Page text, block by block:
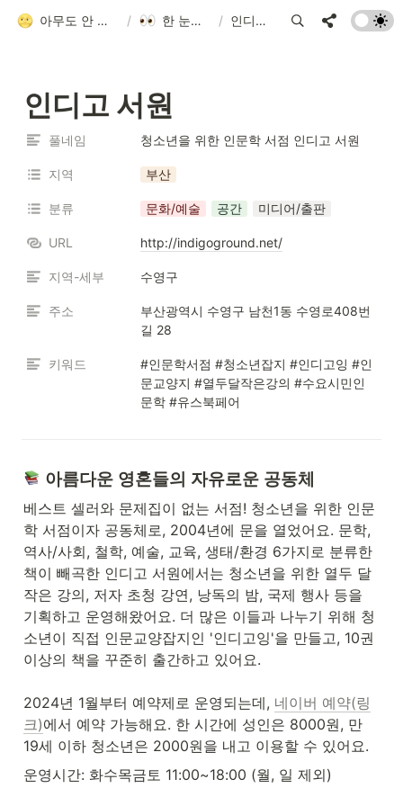
아무도 안 알려줘서 만든 청소년 네트워크 가이드 / 한 눈에 모아보기 / 인디고 서원
인디고 서원
풀네임 청소년을 위한 인문학 서점 인디고 서원
지역 부산
분류 문화/예술 공간 미디어/출판
URL http://indigoground.net/
지역-세부 수영구
주소
부산광역시 수영구 남천1동 수영로408번
길 28
키워드
#인문학서점 #청소년잡지 #인디고잉 #인
문교양지 #열두달작은강의 #수요시민인
문학 #유스북페어
아름다운 영혼들의 자유로운 공동체
베스트 셀러와 문제집이 없는 서점! 청소년을 위한 인문
학 서점이자 공동체로, 2004년에 문을 열었어요. 문학,
역사/사회, 철학, 예술, 교육, 생태/환경 6가지로 분류한
책이 빼곡한 인디고 서원에서는 청소년을 위한 열두 달
작은 강의, 저자 초청 강연, 낭독의 밤, 국제 행사 등을
기획하고 운영해왔어요. 더 많은 이들과 나누기 위해 청
소년이 직접 인문교양잡지인 '인디고잉'을 만들고, 10권
이상의 책을 꾸준히 출간하고 있어요.
2024년 1월부터 예약제로 운영되는데, 네이버 예약(링
크)에서 예약 가능해요. 한 시간에 성인은 8000원, 만
19세 이하 청소년은 2000원을 내고 이용할 수 있어요.
운영시간: 화수목금토 11:00~18:00 (월, 일 제외)